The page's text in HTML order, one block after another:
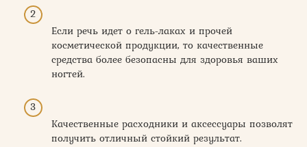
Если речь идет о гель-лаках и прочей
косметической продукции, то качественные
средства более безопасны для здоровья ваших
ногтей.
Качественные расходники и аксессуары позволят
получить отличный стойкий результат.